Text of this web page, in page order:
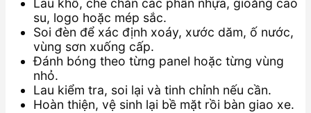
Lau khô, che chắn các phần nhựa, gioăng cao
su, logo hoặc mép sắc.
Soi đèn để xác định xoáy, xước dăm, ố nước,
vùng sơn xuống cấp.
Đánh bóng theo từng panel hoặc từng vùng
nhỏ.
Lau kiểm tra, soi lại và tinh chỉnh nếu cần.
Hoàn thiện, vệ sinh lại bề mặt rồi bàn giao xe.